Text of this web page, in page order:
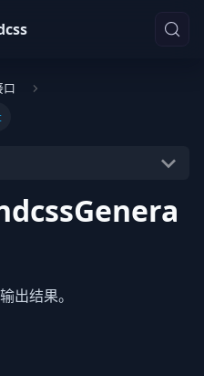
出结果。